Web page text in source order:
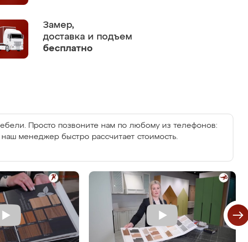
Замер,
доставка и подъем
бесплатно
Просто позвоните нам по любому из телефонов:
наш менеджер быстро рассчитает стоимость.